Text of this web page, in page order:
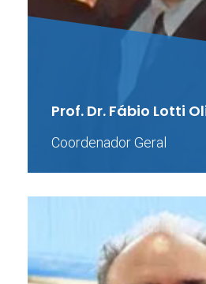
Prof. Dr. Fábio Lotti
Coordenador Geral